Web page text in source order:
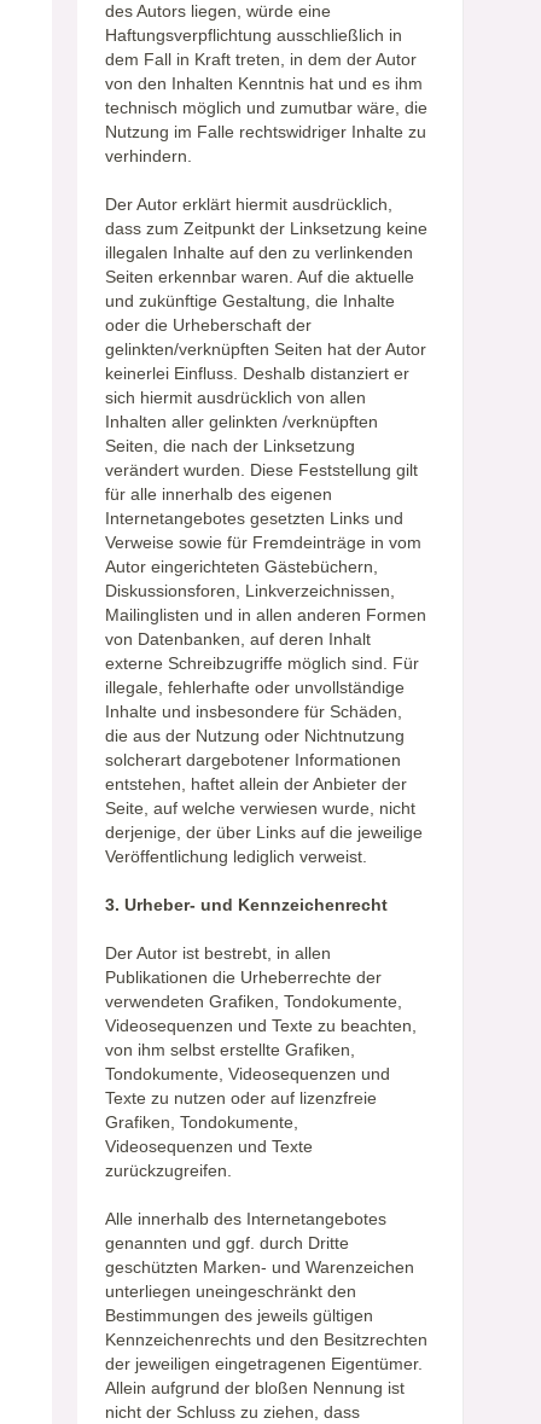
des Autors liegen, würde eine
Haftungsverpflichtung ausschließlich in
dem Fall in Kraft treten, in dem der Autor
von den Inhalten Kenntnis hat und es ihm
technisch möglich und zumutbar wäre, die
Nutzung im Falle rechtswidriger Inhalte zu
verhindern.
Der Autor erklärt hiermit ausdrücklich,
dass zum Zeitpunkt der Linksetzung keine
illegalen Inhalte auf den zu verlinkenden
Seiten erkennbar waren. Auf die aktuelle
und zukünftige Gestaltung, die Inhalte
oder die Urheberschaft der
gelinkten/verknüpften Seiten hat der Autor
keinerlei Einfluss. Deshalb distanziert er
sich hiermit ausdrücklich von allen
Inhalten aller gelinkten /verknüpften
Seiten, die nach der Linksetzung
verändert wurden. Diese Feststellung gilt
für alle innerhalb des eigenen
Internetangebotes gesetzten Links und
Verweise sowie für Fremdeinträge in vom
Autor eingerichteten Gästebüchern,
Diskussionsforen, Linkverzeichnissen,
Mailinglisten und in allen anderen Formen
von Datenbanken, auf deren Inhalt
externe Schreibzugriffe möglich sind. Für
illegale, fehlerhafte oder unvollständige
Inhalte und insbesondere für Schäden,
die aus der Nutzung oder Nichtnutzung
solcherart dargebotener Informationen
entstehen, haftet allein der Anbieter der
Seite, auf welche verwiesen wurde, nicht
derjenige, der über Links auf die jeweilige
Veröffentlichung lediglich verweist.
3. Urheber- und Kennzeichenrecht
Der Autor ist bestrebt, in allen
Publikationen die Urheberrechte der
verwendeten Grafiken, Tondokumente,
Videosequenzen und Texte zu beachten,
von ihm selbst erstellte Grafiken,
Tondokumente, Videosequenzen und
Texte zu nutzen oder auf lizenzfreie
Grafiken, Tondokumente,
Videosequenzen und Texte
zurückzugreifen.
Alle innerhalb des Internetangebotes
genannten und ggf. durch Dritte
geschützten Marken- und Warenzeichen
unterliegen uneingeschränkt den
Bestimmungen des jeweils gültigen
Kennzeichenrechts und den Besitzrechten
der jeweiligen eingetragenen Eigentümer.
Allein aufgrund der bloßen Nennung ist
nicht der Schluss zu ziehen, dass